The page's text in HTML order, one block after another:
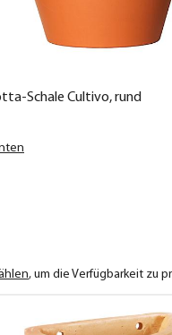
Schale Cultivo, rund
, um die Verfügbarkeit zu